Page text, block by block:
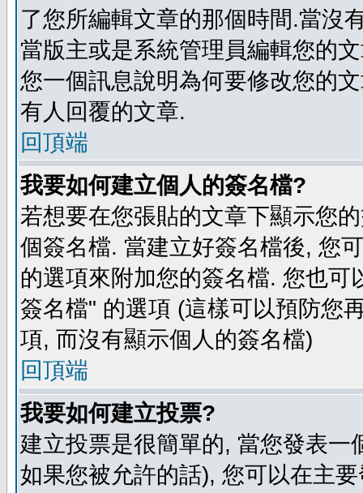
了您所編輯文章的那個時間.當沒
當版主或是系統管理員編輯您的
您一個訊息說明為何要修改您的
有人回覆的文章.
回頂端
我要如何建立個人的簽名檔?
若想要在您張貼的文章下顯示您
個簽名檔. 當建立好簽名檔後, 您
的選項來附加您的簽名檔. 您也
簽名檔" 的選項 (這樣可以預防您
項, 而沒有顯示個人的簽名檔)
回頂端
我要如何建立投票?
建立投票是很簡單的, 當您發表
如果您被允許的話), 您可以在主